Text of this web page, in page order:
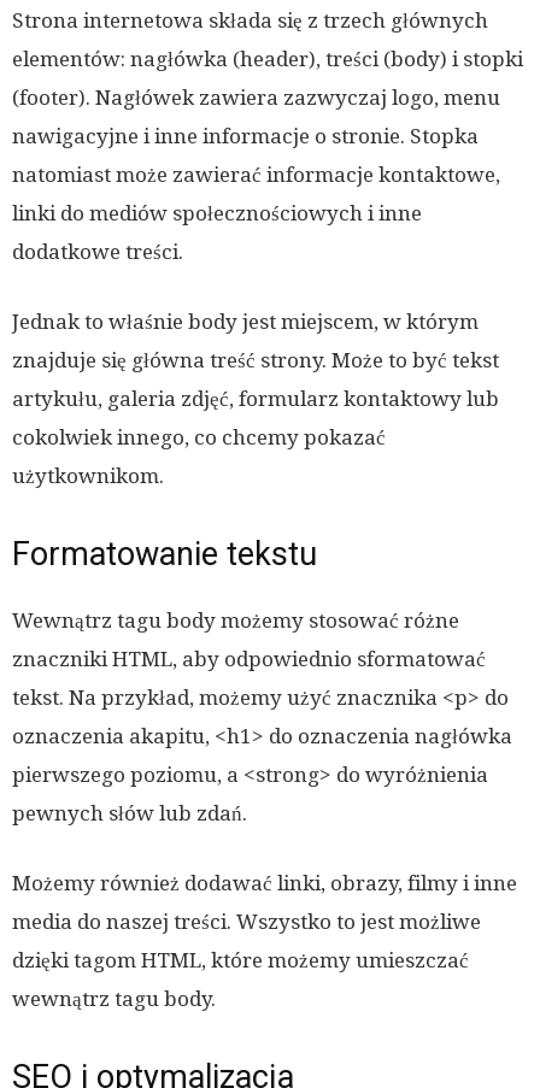
Strona internetowa składa się z trzech głównych
elementów: nagłówka (header), treści (body) i stopki
(footer). Nagłówek zawiera zazwyczaj logo, menu
nawigacyjne i inne informacje o stronie. Stopka
natomiast może zawierać informacje kontaktowe,
linki do mediów społecznościowych i inne
dodatkowe treści.
Jednak to właśnie body jest miejscem, w którym
znajduje się główna treść strony. Może to być tekst
artykułu, galeria zdjęć, formularz kontaktowy lub
cokolwiek innego, co chcemy pokazać
użytkownikom.
Formatowanie tekstu
Wewnątrz tagu body możemy stosować różne
znaczniki HTML, aby odpowiednio sformatować
tekst. Na przykład, możemy użyć znacznika <p> do
oznaczenia akapitu, <h1> do oznaczenia nagłówka
pierwszego poziomu, a <strong> do wyróżnienia
pewnych słów lub zdań.
Możemy również dodawać linki, obrazy, filmy i inne
media do naszej treści. Wszystko to jest możliwe
dzięki tagom HTML, które możemy umieszczać
wewnątrz tagu body.
SEO i optymalizacja